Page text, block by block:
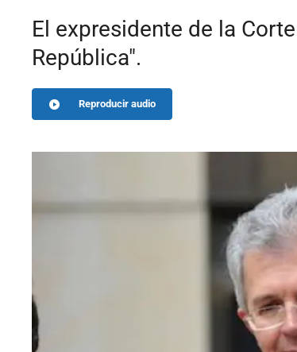
El expresidente de la
República".
Reproducir audio